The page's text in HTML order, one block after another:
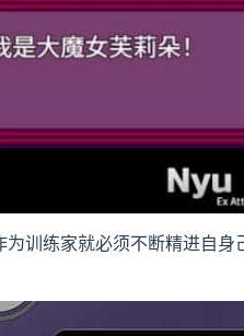
训练家就必须不断精进自